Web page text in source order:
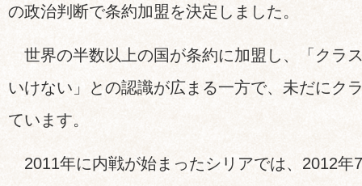
の政治判断で条約加盟を決定しました。
世界の半数以上の国が条約に加盟し、「クラ
いけない」との認識が広まる一方で、未だにク
ています。
2011年に内戦が始まったシリアでは、2012年